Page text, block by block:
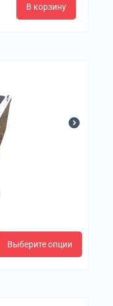
В корзину
Выберите опции